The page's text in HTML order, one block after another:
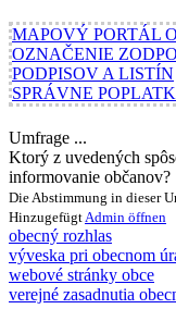
MAPOVÝ PORTÁL
OZNAČENIE
PODPISOV A LISTÍN
SPRÁVNE
Umfrage ...
Ktorý z uvedených
informovanie občanov?
Die Abstimmung in dieser
Hinzugefügt Admin öffnen
obecný rozhlas
výveska pri obecnom
webové stránky obce
verejné zasadnutia